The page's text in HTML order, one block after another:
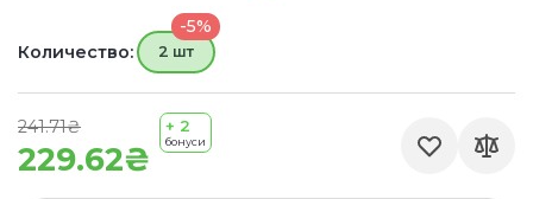
229.62₴
241.71₴ + 2
бонуси
Количество:
-5%
2 шт